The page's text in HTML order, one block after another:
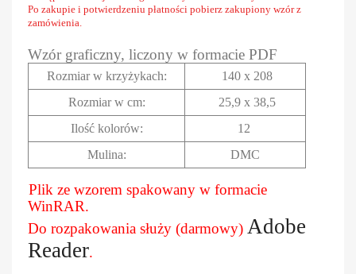
Po zakupie i potwierdzeniu płatności pobierz zakupiony wzór z
zamówienia.
Wzór graficzny, liczony w formacie PDF
Rozmiar w krzyżykach:
140 x 208
Rozmiar w cm:
25,9 x 38,5
Ilość kolorów:
12
Mulina:
DMC
Plik ze wzorem spakowany w formacie
WinRAR.
Do rozpakowania służy (darmowy) Adobe
Reader.